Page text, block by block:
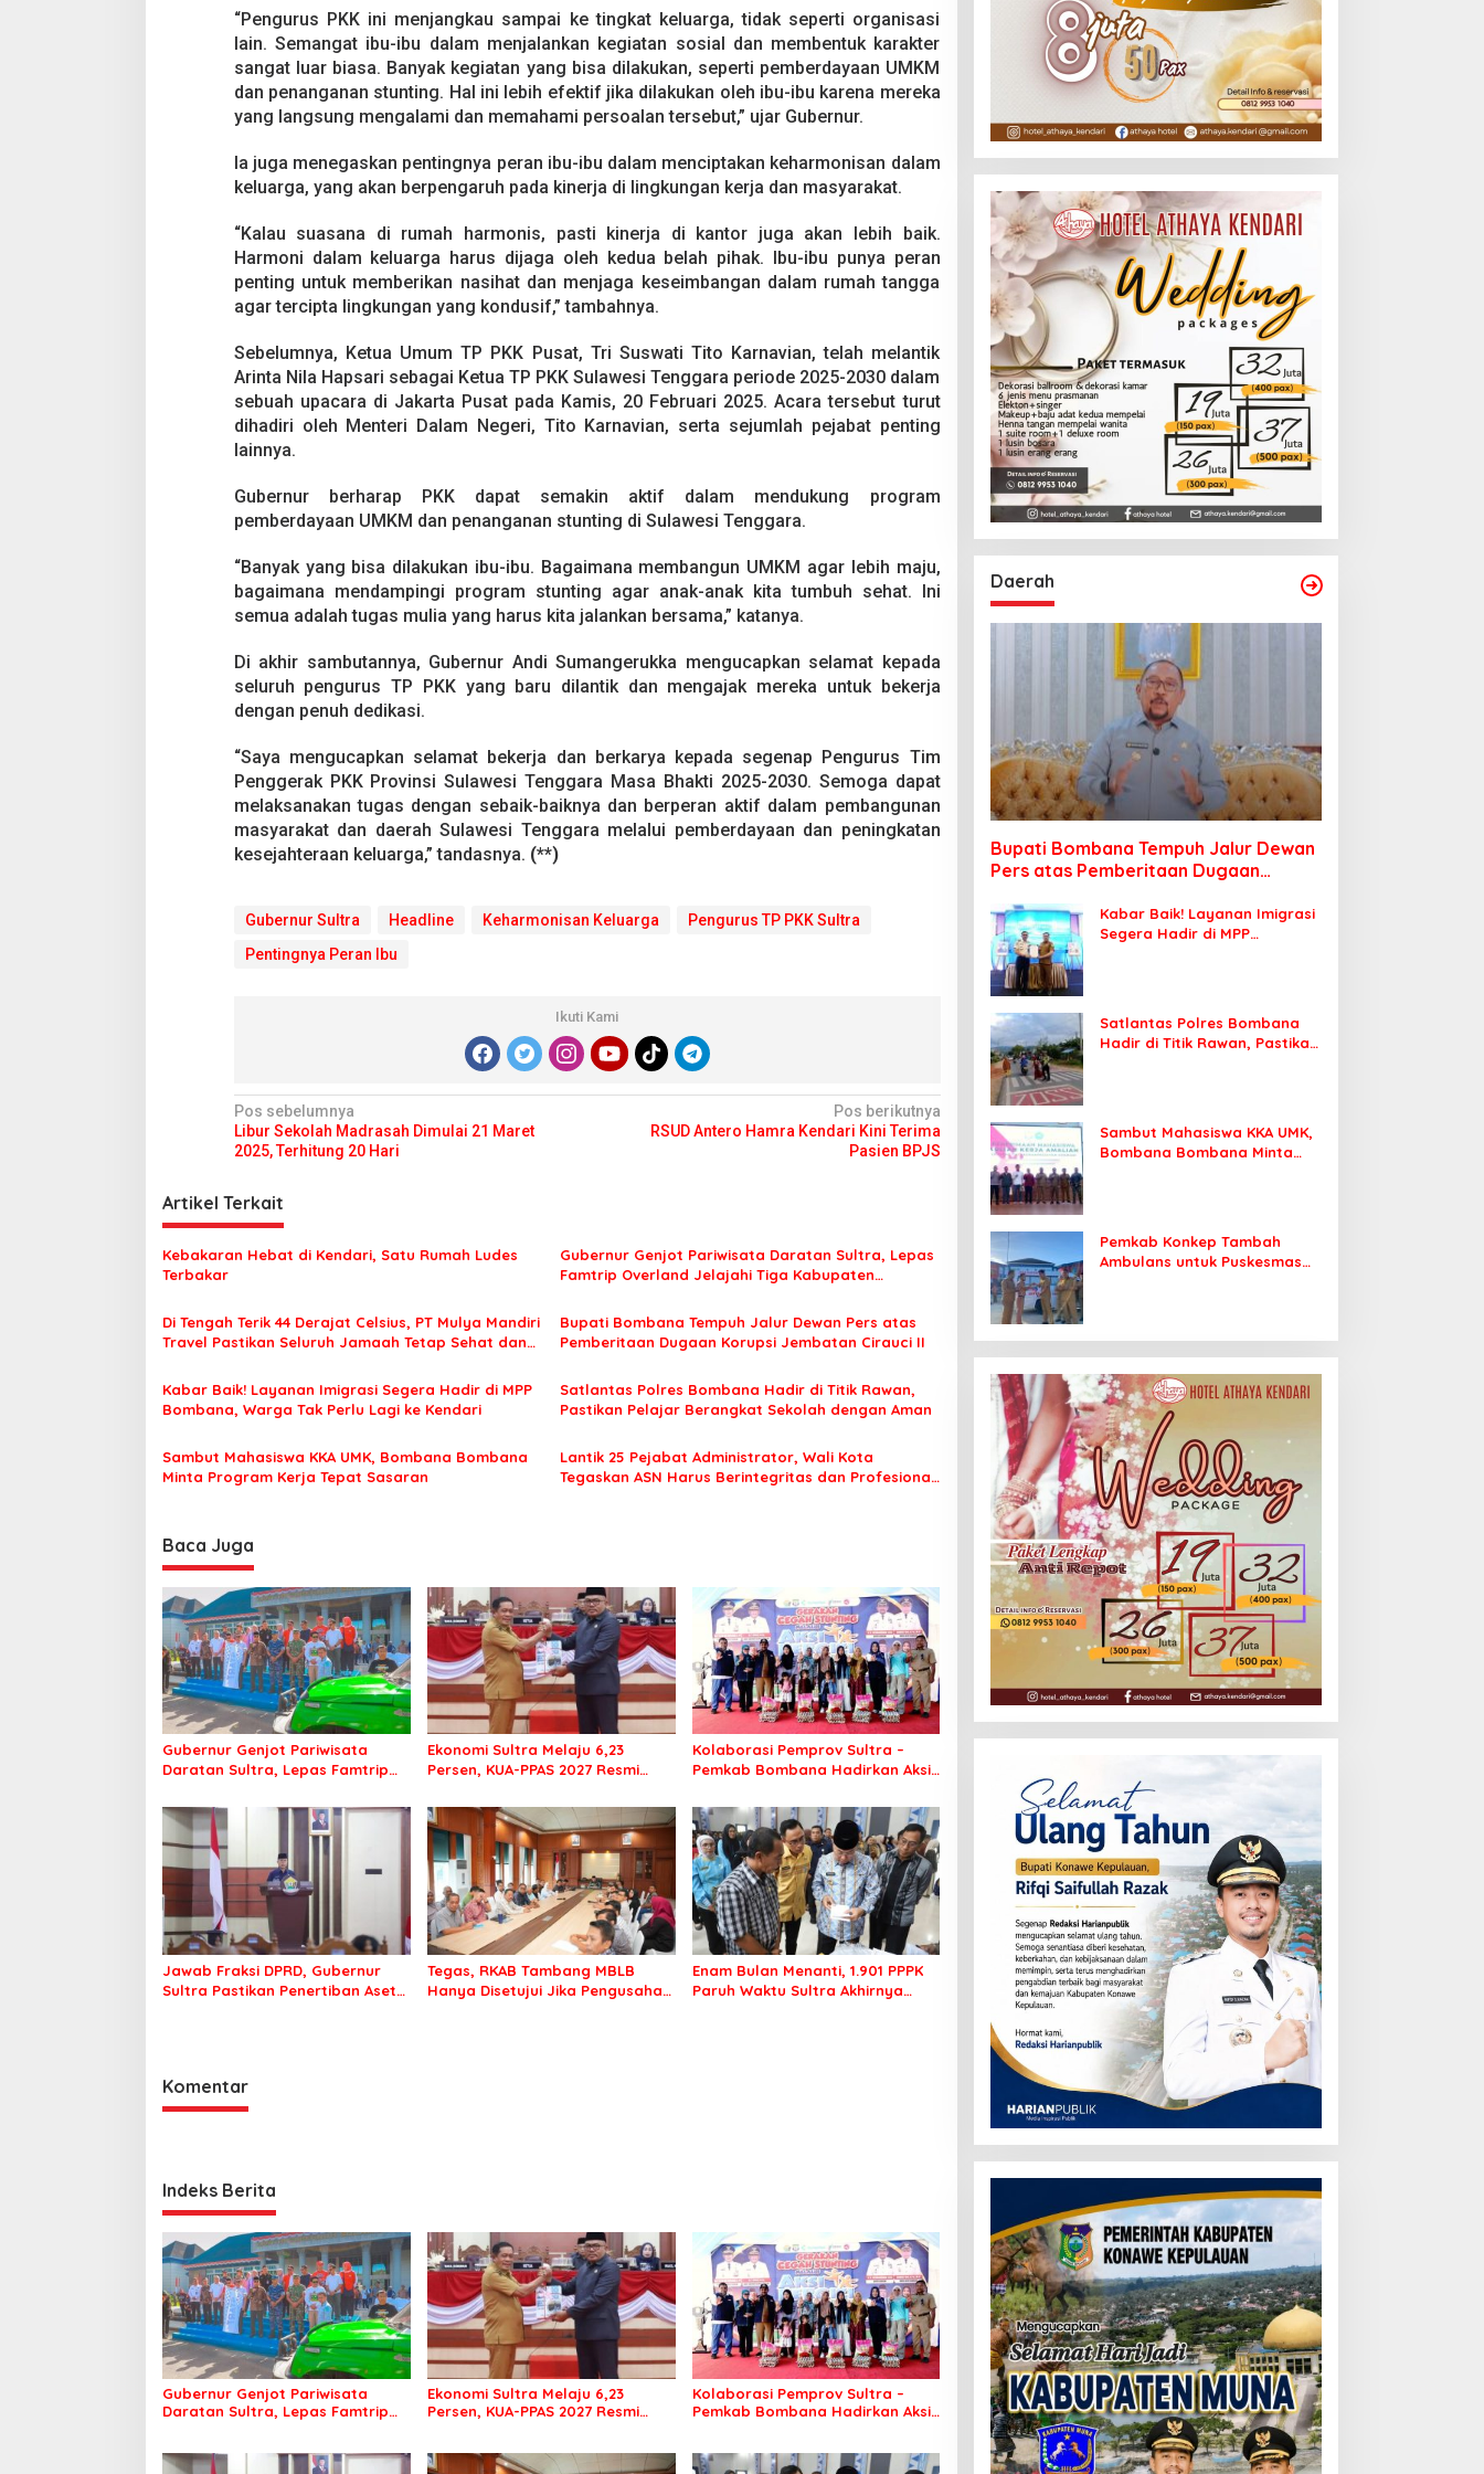
D
a
l
m
M
n
c
t
a
k
a
e
h
a
i
s
n
e
l
a
g
a
“Pengurus PKK ini menjangkau sampai ke tingkat keluarga, tidak seperti organisasi
lain. Semangat ibu-ibu dalam menjalankan kegiatan sosial dan membentuk karakter
sangat luar biasa. Banyak kegiatan yang bisa dilakukan, seperti pemberdayaan UMKM
dan penanganan stunting. Hal ini lebih efektif jika dilakukan oleh ibu-ibu karena mereka
yang langsung mengalami dan memahami persoalan tersebut,” ujar Gubernur.
Ia juga menegaskan pentingnya peran ibu-ibu dalam menciptakan keharmonisan dalam
keluarga, yang akan berpengaruh pada kinerja di lingkungan kerja dan masyarakat.
“Kalau suasana di rumah harmonis, pasti kinerja di kantor juga akan lebih baik.
Harmoni dalam keluarga harus dijaga oleh kedua belah pihak. Ibu-ibu punya peran
penting untuk memberikan nasihat dan menjaga keseimbangan dalam rumah tangga
agar tercipta lingkungan yang kondusif,” tambahnya.
Sebelumnya, Ketua Umum TP PKK Pusat, Tri Suswati Tito Karnavian, telah melantik
Arinta Nila Hapsari sebagai Ketua TP PKK Sulawesi Tenggara periode 2025-2030 dalam
sebuah upacara di Jakarta Pusat pada Kamis, 20 Februari 2025. Acara tersebut turut
dihadiri oleh Menteri Dalam Negeri, Tito Karnavian, serta sejumlah pejabat penting
lainnya.
Gubernur berharap PKK dapat semakin aktif dalam mendukung program
pemberdayaan UMKM dan penanganan stunting di Sulawesi Tenggara.
“Banyak yang bisa dilakukan ibu-ibu. Bagaimana membangun UMKM agar lebih maju,
bagaimana mendampingi program stunting agar anak-anak kita tumbuh sehat. Ini
semua adalah tugas mulia yang harus kita jalankan bersama,” katanya.
Di akhir sambutannya, Gubernur Andi Sumangerukka mengucapkan selamat kepada
seluruh pengurus TP PKK yang baru dilantik dan mengajak mereka untuk bekerja
dengan penuh dedikasi.
“Saya mengucapkan selamat bekerja dan berkarya kepada segenap Pengurus Tim
Penggerak PKK Provinsi Sulawesi Tenggara Masa Bhakti 2025-2030. Semoga dapat
melaksanakan tugas dengan sebaik-baiknya dan berperan aktif dalam pembangunan
masyarakat dan daerah Sulawesi Tenggara melalui pemberdayaan dan peningkatan
kesejahteraan keluarga,” tandasnya. (**)
Gubernur Sultra Headline Keharmonisan Keluarga
Pengurus TP PKK Sultra
Pentingnya Peran Ibu
Ikuti Kami
N
a
i
g
a
i
o
s
Pos sebelumnya
Libur Sekolah Madrasah Dimulai 21 Maret
2025, Terhitung 20 Hari
Pos berikutnya
RSUD Antero Hamra Kendari Kini Terima
Pasien BPJS
Artikel Terkait
Kebakaran Hebat di Kendari, Satu Rumah Ludes
Terbakar
Gubernur Genjot Pariwisata Daratan Sultra, Lepas
Famtrip Overland Jelajahi Tiga Kabupaten
Di Tengah Terik 44 Derajat Celsius, PT Mulya Mandiri
Travel Pastikan Seluruh Jamaah Tetap Sehat dan
Bupati Bombana Tempuh Jalur Dewan Pers atas
Pemberitaan Dugaan Korupsi Jembatan Cirauci II
Kabar Baik! Layanan Imigrasi Segera Hadir di MPP
Bombana, Warga Tak Perlu Lagi ke Kendari
Satlantas Polres Bombana Hadir di Titik Rawan,
Pastikan Pelajar Berangkat Sekolah dengan Aman
Sambut Mahasiswa KKA UMK, Bombana Bombana
Minta Program Kerja Tepat Sasaran
Lantik 25 Pejabat Administrator, Wali Kota
Tegaskan ASN Harus Berintegritas dan Profesional
Baca Juga
Gubernur Genjot Pariwisata
Daratan Sultra, Lepas Famtrip
Kabupaten Unggulan
Ekonomi Sultra Melaju 6,23
Persen, KUA-PPAS 2027 Resmi
Kolaborasi Pemprov Sultra –
Pemkab Bombana Hadirkan Aksi
Jawab Fraksi DPRD, Gubernur
Sultra Pastikan Penertiban Aset
Tegas, RKAB Tambang MBLB
Hanya Disetujui Jika Pengusaha
Enam Bulan Menanti, 1.901 PPPK
Paruh Waktu Sultra Akhirnya
Komentar
Indeks Berita
Gubernur Genjot Pariwisata
Daratan Sultra, Lepas Famtrip
Ekonomi Sultra Melaju 6,23
Persen, KUA-PPAS 2027 Resmi
Kolaborasi Pemprov Sultra –
Pemkab Bombana Hadirkan Aksi
Daerah
Bupati Bombana Tempuh Jalur Dewan
Pers atas Pemberitaan Dugaan
Kabar Baik! Layanan Imigrasi
Segera Hadir di MPP
Satlantas Polres Bombana
Hadir di Titik Rawan, Pastikan
Sambut Mahasiswa KKA UMK,
Bombana Bombana Minta
Pemkab Konkep Tambah
Ambulans untuk Puskesmas